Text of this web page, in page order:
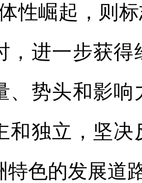
性崛起，则
，进一步获
、势头和影
和独立，坚
特色的发展道